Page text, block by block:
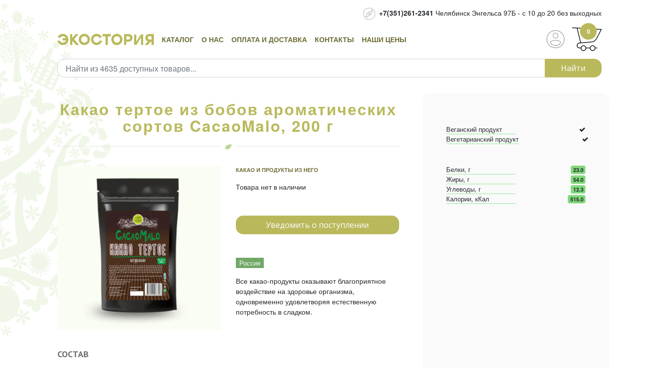
+7(351)261-2341 Челябинск Энгельса 97Б - с 10 до 20 без выходных
КАТАЛОГ О НАС ОПЛАТА И ДОСТАВКА КОНТАКТЫ НАШИ ЦЕНЫ
0
Найти
Какао тертое из бобов ароматических
сортов CacaoMalo, 200 г
КАКАО И ПРОДУКТЫ ИЗ НЕГО
Товара нет в наличии
Уведомить о поступлении
Россия
Все какао-продукты оказывают благоприятное
воздействие на здоровье организма,
одновременно удовлетворяя естественную
потребность в сладком.
СОСТАВ
Веганский продукт
Вегетарианский продукт
Белки, г 23.0
Жиры, г 54.0
Углеводы, г 12.3
Калории, кКал 515.0